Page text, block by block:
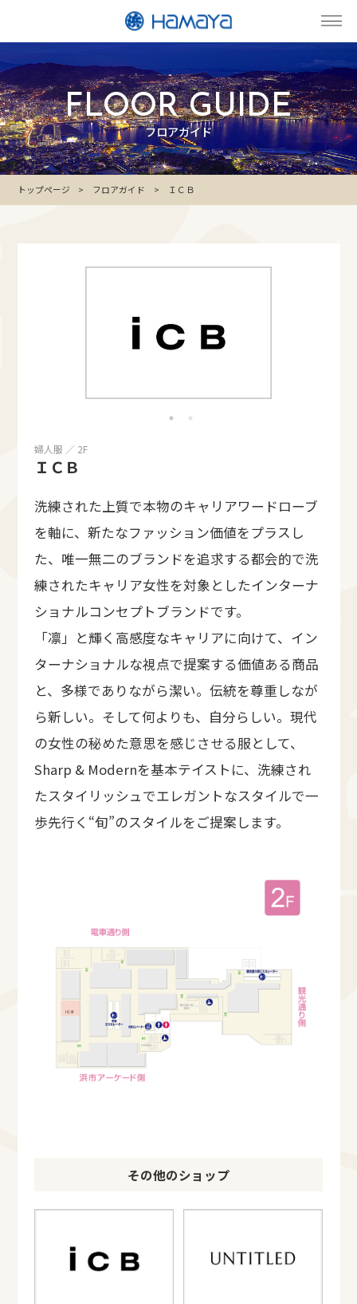
FLOOR GUIDE
フロアガイド
トップページ フロアガイド ＩＣＢ
婦人服 ／ 2F
ＩＣＢ
洗練された上質で本物のキャリアワードローブ
を軸に、新たなファッション価値をプラスし
た、唯一無二のブランドを追求する都会的で洗
練されたキャリア女性を対象としたインターナ
ショナルコンセプトブランドです。
「凛」と輝く高感度なキャリアに向けて、イン
ターナショナルな視点で提案する価値ある商品
と、多様でありながら潔い。伝統を尊重しなが
ら新しい。そして何よりも、自分らしい。現代
の女性の秘めた意思を感じさせる服として、
Sharp & Modernを基本テイストに、洗練され
たスタイリッシュでエレガントなスタイルで一
歩先行く“旬”のスタイルをご提案します。
その他のショップ